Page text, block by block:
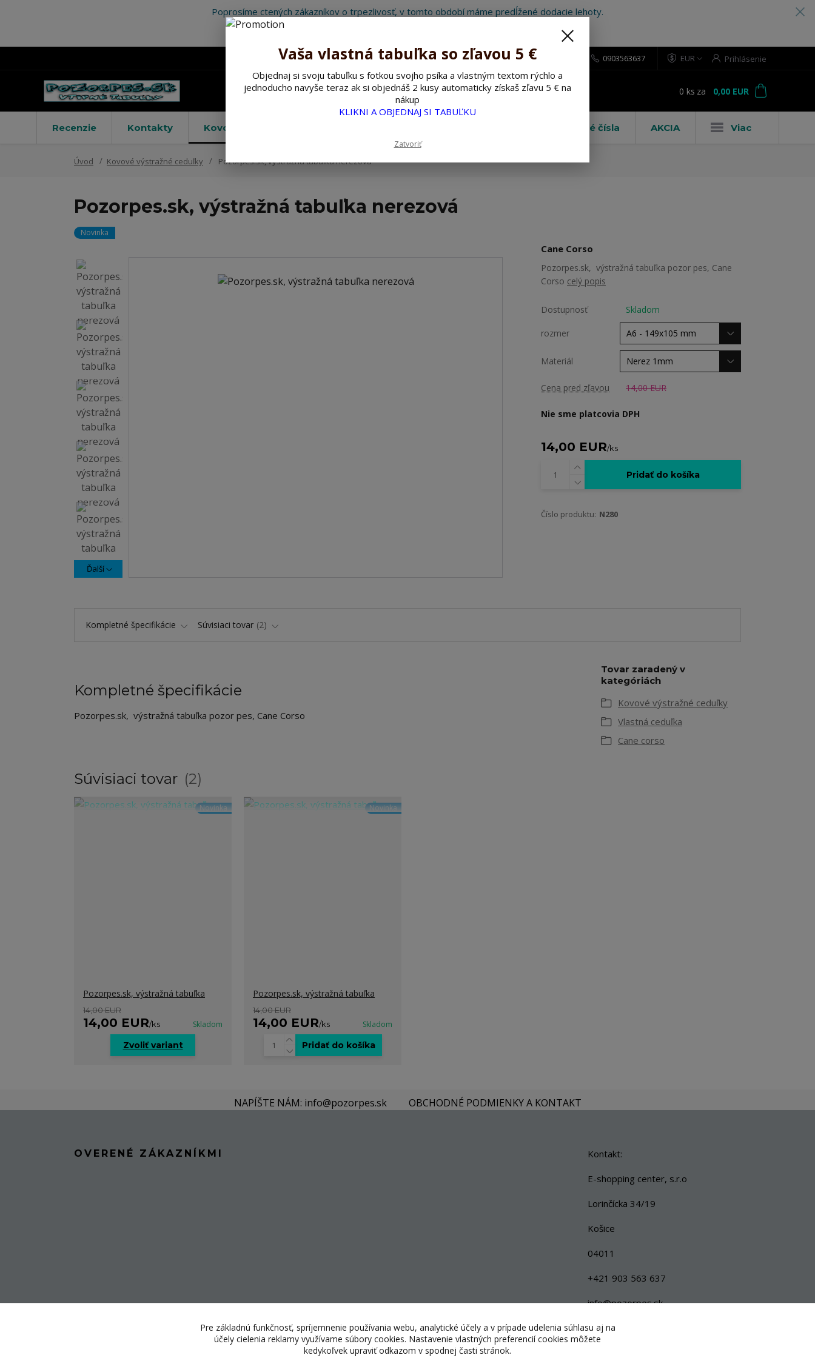
Poprosíme ctených zákazníkov o trpezlivosť, v tomto období máme predĺžené dodacie lehoty.
EUR Prihlásenie
Hľadať
0903563637
0 ks za 0,00 EUR
Recenzie Kontakty Kovové výstražné ceduľky Domové čísla AKCIA Viac
Úvod Kovové výstražné ceduľky Pozorpes.sk, výstražná tabuľka nerezová
Pozorpes.sk, výstražná tabuľka nerezová
Novinka
Ďalší
Cane Corso
Pozorpes.sk, výstražná tabuľka pozor pes, Cane
Corso celý popis
Dostupnosť Skladom
rozmer
Materiál
Cena pred zľavou 14,00 EUR
Nie sme platcovia DPH
14,00 EUR/ks
Pridať do košíka
Číslo produktu: N280
Kompletné špecifikácie Súvisiaci tovar 2
Kompletné špecifikácie
Pozorpes.sk, výstražná tabuľka pozor pes, Cane Corso
Tovar zaradený v
kategóriách
Kovové výstražné ceduľky
Vlastná ceduľka
Cane corso
Súvisiaci tovar 2
Novinka
Pozorpes.sk, výstražná tabuľka
14,00 EUR
14,00 EUR/ks Skladom
Zvoliť variant
Novinka
Pozorpes.sk, výstražná tabuľka
14,00 EUR
14,00 EUR/ks Skladom
Pridať do košíka
NAPÍŠTE NÁM: info@pozorpes.sk OBCHODNÉ PODMIENKY A KONTAKT
OVERENÉ ZÁKAZNÍKMI Kontakt:
E-shopping center, s.r.o
Lorinčícka 34/19
Košice
04011
+421 903 563 637
info@pozorpes.sk
Vaša vlastná tabuľka so zľavou 5 €
Objednaj si svoju tabuľku s fotkou svojho psíka a vlastným textom rýchlo a
jednoducho navyše teraz ak si objednáš 2 kusy automaticky získaš zľavu 5 € na
nákup
KLIKNI A OBJEDNAJ SI TABUĽKU
Zatvoriť
Pre základnú funkčnosť, spríjemnenie používania webu, analytické účely a v prípade udelenia súhlasu aj na
účely cielenia reklamy využívame súbory cookies. Nastavenie vlastných preferencií cookies môžete
kedykoľvek upraviť odkazom v spodnej časti stránok.